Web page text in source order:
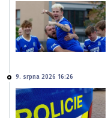
9. srpna 2026 16:26